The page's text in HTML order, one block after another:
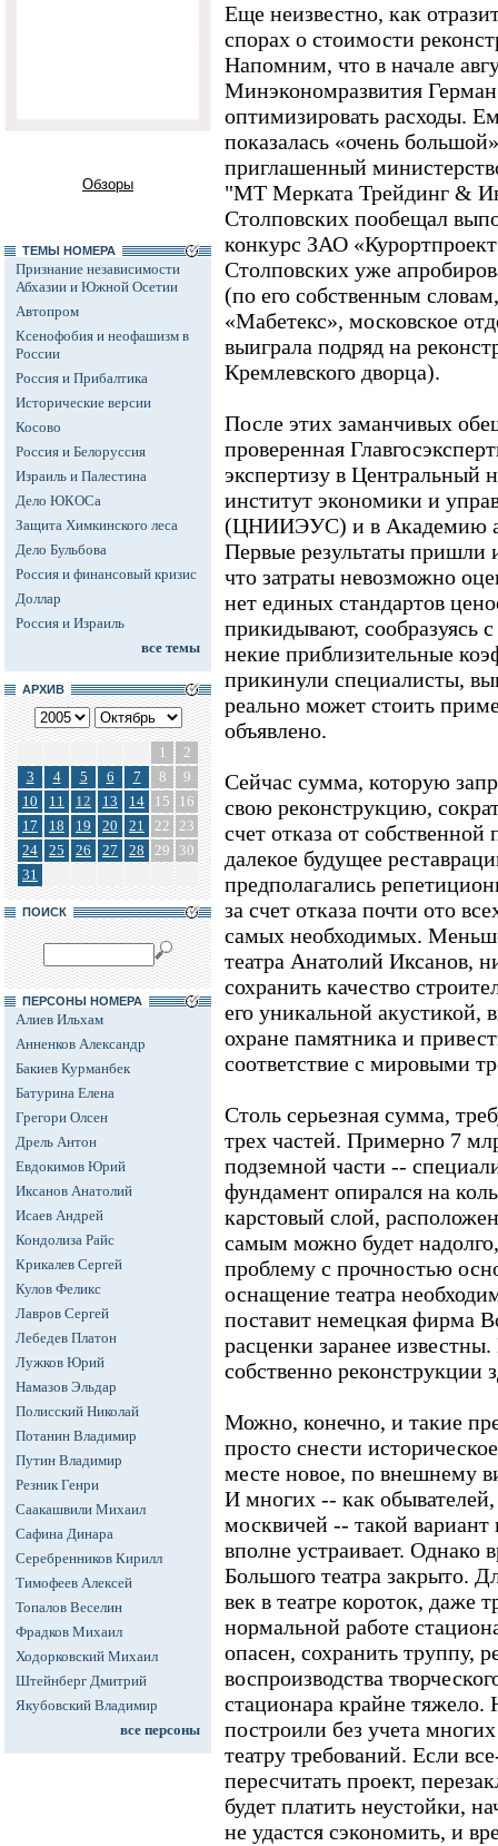
Обзоры
ТЕМЫ НОМЕРА
Признание независимости
Абхазии и Южной Осетии
Автопром
Ксенофобия и неофашизм в
России
Россия и Прибалтика
Исторические версии
Косово
Россия и Белоруссия
Израиль и Палестина
Дело ЮКОСа
Защита Химкинского леса
Дело Бульбова
Россия и финансовый кризис
Доллар
Россия и Израиль
все темы
АРХИВ
1
2
3
4 5 6 7 8
9
10
11 12 13 14 15
16
17
18 19 20 21 22 23
24
25 26 27 28 29
30
31
ПОИСК
ПЕРСОНЫ НОМЕРА
Алиев Ильхам
Анненков Александр
Бакиев Курманбек
Батурина Елена
Грегори Олсен
Дрель Антон
Евдокимов Юрий
Иксанов Анатолий
Исаев Андрей
Кондолиза Райс
Крикалев Сергей
Кулов Феликс
Лавров Сергей
Лебедев Платон
Лужков Юрий
Намазов Эльдар
Полисский Николай
Потанин Владимир
Путин Владимир
Резник Генри
Саакашвили Михаил
Сафина Динара
Серебренников Кирилл
Тимофеев Алексей
Топалов Веселин
Фрадков Михаил
Ходорковский Михаил
Штейнберг Дмитрий
Якубовский Владимир
все персоны
Еще неизвестно, как
спорах о стоимости
Напомним, что в начале
Минэкономразвития
оптимизировать расходы.
показалась «очень
приглашенный
"МТ Мерката Трейдинг &
Столповских пообещал
конкурс ЗАО
Столповских уже
(по его собственным
«Мабетекс», московское
выиграла подряд на
Кремлевского дворца).
После этих заманчивых
проверенная
экспертизу в Центральный
институт экономики и
(ЦНИИЭУС) и в Академию
Первые результаты
что затраты невозможно
нет единых стандартов
прикидывают, сообразуясь
некие приблизительные
прикинули специалисты,
реально может стоить
объявлено.
Сейчас сумма, которую
свою реконструкцию,
счет отказа от
далекое будущее
предполагались
за счет отказа почти ото
самых необходимых.
театра Анатолий Иксанов,
сохранить качество
его уникальной акустикой,
охране памятника и
соответствие с мировыми
Столь серьезная сумма,
трех частей. Примерно 7
подземной части --
фундамент опирался на
карстовый слой,
самым можно будет
проблему с прочностью
оснащение театра
поставит немецкая фирма
расценки заранее
собственно реконструкции
Можно, конечно, и такие
просто снести
месте новое, по внешнему
И многих -- как
москвичей -- такой вариант
вполне устраивает. Однако
Большого театра закрыто.
век в театре короток, даже
нормальной работе
опасен, сохранить труппу,
воспроизводства
стационара крайне
построили без учета
театру требований. Если
пересчитать проект,
будет платить неустойки,
не удастся сэкономить, и